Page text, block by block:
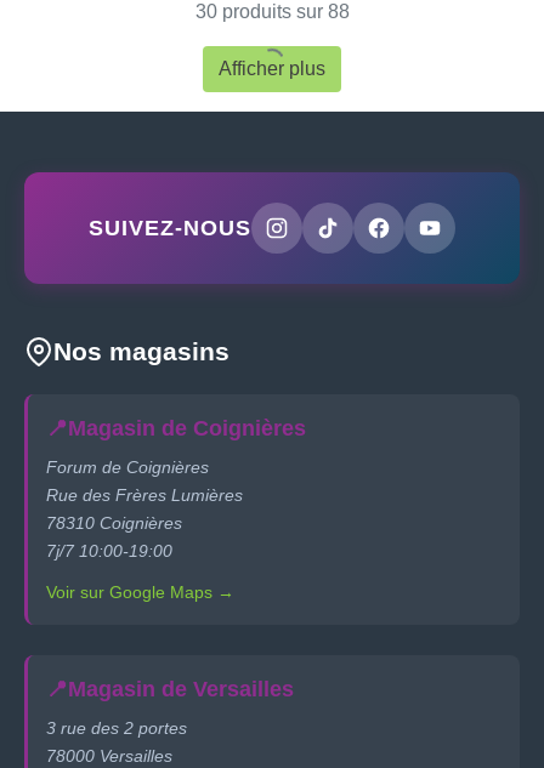
30 produits sur 88
Afficher plus
SUIVEZ-NOUS
Nos magasins
📍Magasin de Coignières
Forum de Coignières
Rue des Frères Lumières
78310 Coignières
7j/7 10:00-19:00
Voir sur Google Maps →
📍Magasin de Versailles
3 rue des 2 portes
78000 Versailles